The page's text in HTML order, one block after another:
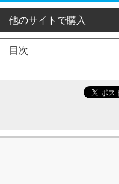
他のサイトで購入
目次